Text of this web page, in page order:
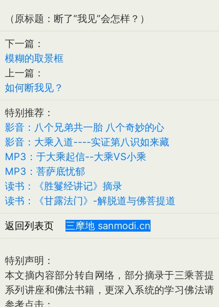
（原标题：断了“我见”会怎样？）
下一篇：
模糊的取景框
上一篇：
如何断我见？
特别推荐：
影音：八个兄弟共一胎 八个奇妙的心
影音：大乘入道----实证第八识如来藏
MP3：于大乘起信--大乘VS小乘
MP3：菩萨底忧郁
读书：《胜鬘经讲记》摘录
读书：《甘露法门》-解脱道与佛菩提道
返回列表页 三摩地 sanmodi.cn
特别声明：
本文摘内容部分转自网络，部分摘录于三乘菩提
系列讲座和佛法书籍，更深入系统的学习佛法请
参考点击：